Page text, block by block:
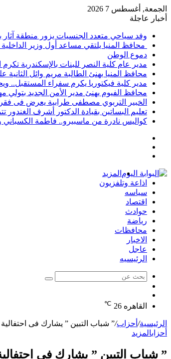
الجمعة, أغسطس 7 2026
أخبار عاجلة
وفد سياحي متعدد الجنسيات يزور منطقة
محافظ المنيا يلتقي مساعد أول وزير
دموع الوطن
مدير عام كلية النصر للبنات بالإسكندرية
محافظ المنيا يهنئ الطالبة مريم وائل
مدير كلية فيكتوريا يكرم سفراء المستقبل..
محافظ الفيوم يهنئ مدير الأمن الجديد بتولي
الخبير التربوي مصطفى طرابية يعرض فى
تعليم البساتين بقيادة الدكتور أشرف الغندور
كواليس نادرة من ماسبيرو.. فاطمة
المزيد
اذاعة وتلفزيون
سياسه
اقتصاد
حوادث
رياضة
محافظات
الاخبار
عاجل
الرئيسيه
بحث
عشوائي
القاهره 26
℃
الرئيسية/ أحزاب/” شباب التبين ” يشارك فى
أحزابالمزيد
” شباب التبين ” يشارك فى